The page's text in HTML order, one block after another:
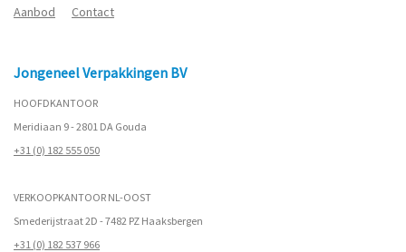
Aanbod Contact
Jongeneel Verpakkingen BV
HOOFDKANTOOR
Meridiaan 9 - 2801 DA Gouda
+31 (0) 182 555 050
VERKOOPKANTOOR NL-OOST
Smederijstraat 2D - 7482 PZ Haaksbergen
+31 (0) 182 537 966